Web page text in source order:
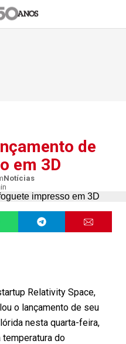
de
em 3D
Notícias
Relativity Space,
o lançamento de seu
nesta quarta-feira,
do